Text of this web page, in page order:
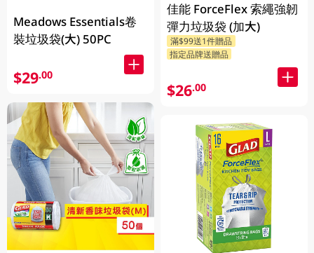
Meadows Essentials卷
裝垃圾袋(大) 50PC
$29.00
佳能 ForceFlex 索繩強韌
彈力垃圾袋 (加大)
滿$99送1件贈品
指定品牌送贈品
$26.00